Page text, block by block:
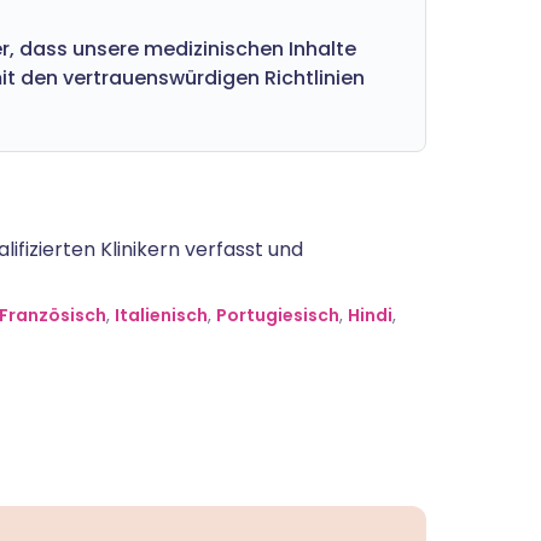
dass unsere medizinischen Inhalte
den vertrauenswürdigen Richtlinien
Klinikern verfasst und
Französisch, Italienisch, Portugiesisch, Hindi,